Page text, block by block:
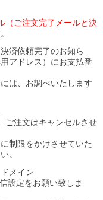
（ご注文完了メールと決
済依頼完了のお知ら
アドレス）にお支払番
は、お調べいたします
ご注文はキャンセルさせ
制限をかけさせていた
。
メイン
設定をお願い致しま